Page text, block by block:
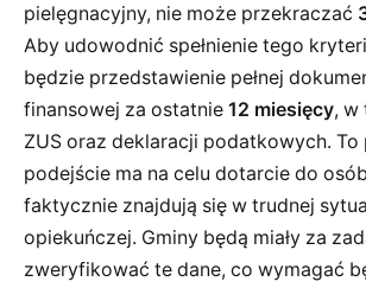
pielęgnacyjny, nie może przekraczać
Aby udowodnić spełnienie tego
będzie przedstawienie pełnej
finansowej za ostatnie 12 miesięcy, w
ZUS oraz deklaracji podatkowych. To
podejście ma na celu dotarcie do
faktycznie znajdują się w trudnej
opiekuńczej. Gminy będą miały za
zweryfikować te dane, co wymagać